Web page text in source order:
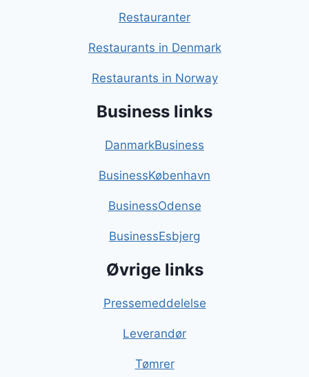
Restauranter
Restaurants in Denmark
Restaurants in Norway
Business links
DanmarkBusiness
BusinessKøbenhavn
BusinessOdense
BusinessEsbjerg
Øvrige links
Pressemeddelelse
Leverandør
Tømrer